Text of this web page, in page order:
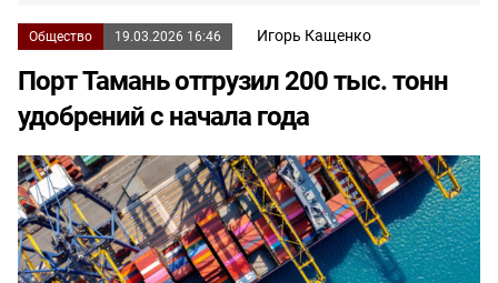
Общество 19.03.2026 16:46 Игорь Кащенко
Порт Тамань отгрузил 200 тыс. тонн
удобрений с начала года